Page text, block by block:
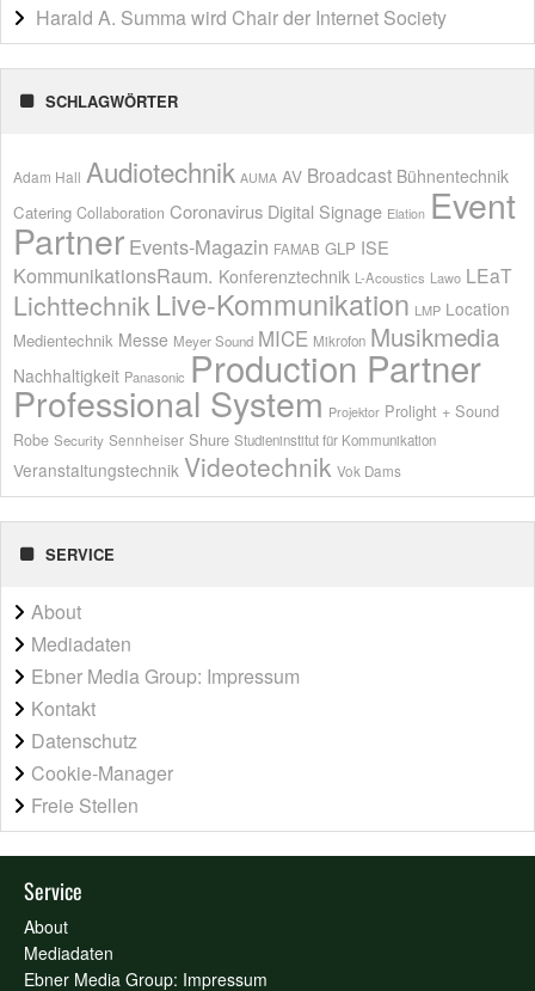
Harald A. Summa wird Chair der Internet Society
SCHLAGWÖRTER
Adam Hall Audiotechnik AUMA AV Broadcast Bühnentechnik
Catering Collaboration Coronavirus Digital Signage Elation Event
Partner Events-Magazin FAMAB GLP ISE
KommunikationsRaum. Konferenztechnik L-Acoustics Lawo LEaT
Lichttechnik Live-Kommunikation LMP Location
Medientechnik Messe Meyer Sound MICE Mikrofon Musikmedia
Nachhaltigkeit Panasonic Production Partner
Professional System Projektor Prolight + Sound
Robe Security Sennheiser Shure Studieninstitut für Kommunikation
Veranstaltungstechnik Videotechnik Vok Dams
SERVICE
About
Mediadaten
Ebner Media Group: Impressum
Kontakt
Datenschutz
Cookie-Manager
Freie Stellen
Service
About
Mediadaten
Ebner Media Group: Impressum